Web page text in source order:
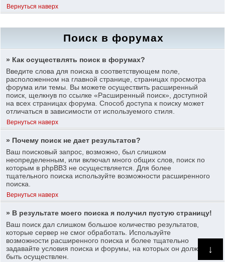
↓
Вернуться наверх
Поиск в форумах
» Как осуществлять поиск в форумах?
Введите слова для поиска в соответствующем поле,
расположенном на главной странице, страницах просмотра
форума или темы. Вы можете осуществить расширенный
поиск, щелкнув по ссылке «Расширенный поиск», доступной
на всех страницах форума. Способ доступа к поиску может
отличаться в зависимости от используемого стиля.
Вернуться наверх
» Почему поиск не дает результатов?
Ваш поисковый запрос, возможно, был слишком
неопределенным, или включал много общих слов, поиск по
которым в phpBB3 не осуществляется. Для более
тщательного поиска используйте возможности расширенного
поиска.
Вернуться наверх
» В результате моего поиска я получил пустую страницу!
Ваш поиск дал слишком большое количество результатов,
которые сервер не смог обработать. Используйте
возможности расширенного поиска и более тщательно
задавайте условия поиска и форумы, на которых он должен
быть осуществлен.